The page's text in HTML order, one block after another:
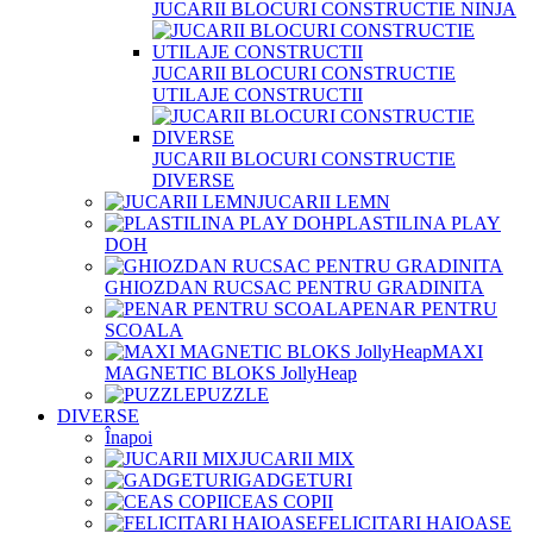
JUCARII BLOCURI CONSTRUCTIE NINJA
JUCARII BLOCURI CONSTRUCTIE
UTILAJE CONSTRUCTII
JUCARII BLOCURI CONSTRUCTIE
DIVERSE
JUCARII LEMN
PLASTILINA PLAY
DOH
GHIOZDAN RUCSAC PENTRU GRADINITA
PENAR PENTRU
SCOALA
MAXI
MAGNETIC BLOKS JollyHeap
PUZZLE
DIVERSE
Înapoi
JUCARII MIX
GADGETURI
CEAS COPII
FELICITARI HAIOASE